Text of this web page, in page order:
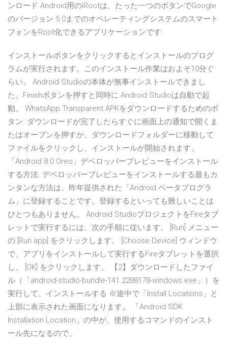
ンロード Android用のiRootは、たった一つのボタンでGoogle
のバージョン 5.0までのオペレーティングシステムのスマート
フォンをRoot化できるアプリケーションです.
インストールボタンをクリックするとインストールのプログ
ラムが実行されます。このインストール作業はおよそ10分ぐ
らい。 Android Studioの本体が無事インストールできまし
た。Finishボタンを押すと同時に Android Studioは自動で起
動。 WhatsApp Transparent APKをダウンロードするためのボ
タン. ダウンロードが完了したらすぐに画面上の通知で開くま
たはオープンを押すか、ダウンロードフォルダーに移動して
ファイルをクリックし、インストールが開始されます。
「Android 8.0 Oreo」デベロッパープレビューをインストール
する方法. デベロッパープレビューをインストールする最もカ
ンタンな方法は、昨年提供された「Android ベータプログラ
ム」に登録することです。登録するといっても難しいことは
ひとつもありません。 Android StudioプロジェクトをFireタブ
レットで実行するには、次の手順に従います。 [Run] メニュー
の [Run app] をクリックします。 [Choose Device] ウィンドウ
で、アプリをインストールして実行するFireタブレットを選択
し、 [OK] をクリックします。 【2】ダウンロードしたファイ
ル（「android-studio-bundle-141.2288178-windows.exe」）を
実行して、インストールする ※途中で「Install Locations」と
上部に表示された画面になります。 「Android SDK
Installation Location」の中が、使用するコマンドのインスト
ール先になるので、